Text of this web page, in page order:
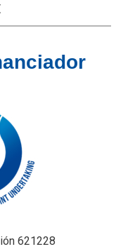
621228